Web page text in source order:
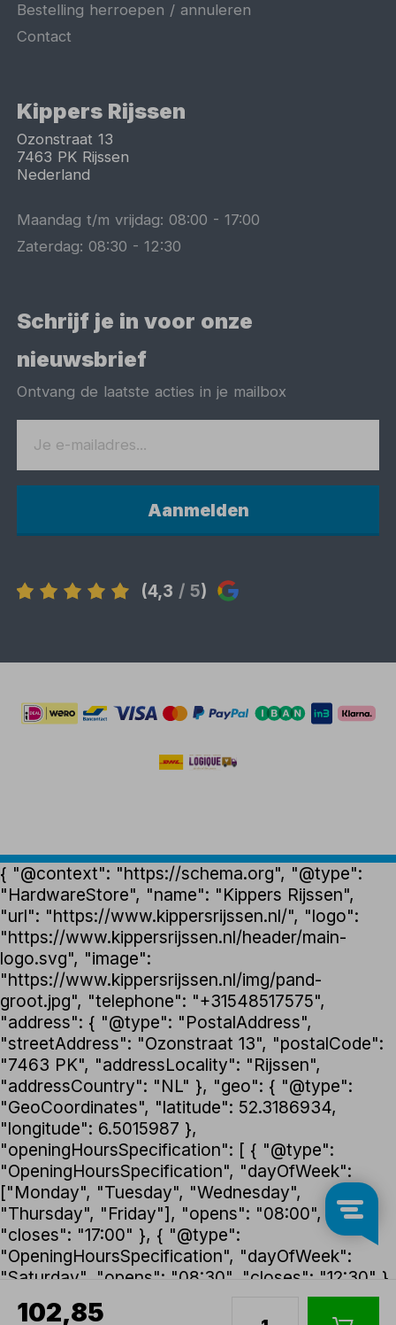
102,85
Bestelling herroepen / annuleren
Contact
Kippers Rijssen
Ozonstraat 13
7463 PK Rijssen
Nederland
Maandag t/m vrijdag:08:00 -17:00
Zaterdag:08:30 -12:30
Schrijf je in voor onze
nieuwsbrief
Ontvang de laatste acties in je mailbox
Aanmelden
(4,3 / 5)
{ "@context": "https://schema.org", "@type":
"HardwareStore", "name": "Kippers Rijssen",
"url": "https://www.kippersrijssen.nl/", "logo":
"https://www.kippersrijssen.nl/header/main-
logo.svg", "image":
"https://www.kippersrijssen.nl/img/pand-
groot.jpg", "telephone": "+31548517575",
"address": { "@type": "PostalAddress",
"streetAddress": "Ozonstraat 13", "postalCode":
"7463 PK", "addressLocality": "Rijssen",
"addressCountry": "NL" }, "geo": { "@type":
"GeoCoordinates", "latitude": 52.3186934,
"longitude": 6.5015987 },
"openingHoursSpecification": [ { "@type":
"OpeningHoursSpecification", "dayOfWeek":
["Monday", "Tuesday", "Wednesday",
"Thursday", "Friday"], "opens": "08:00",
"closes": "17:00" }, { "@type":
"OpeningHoursSpecification", "dayOfWeek":
"Saturday", "opens": "08:30", "closes": "12:30" }
], "foundingDate": "1992", "founder": { "@type":
"Person", "name": "Henk Kippers" },